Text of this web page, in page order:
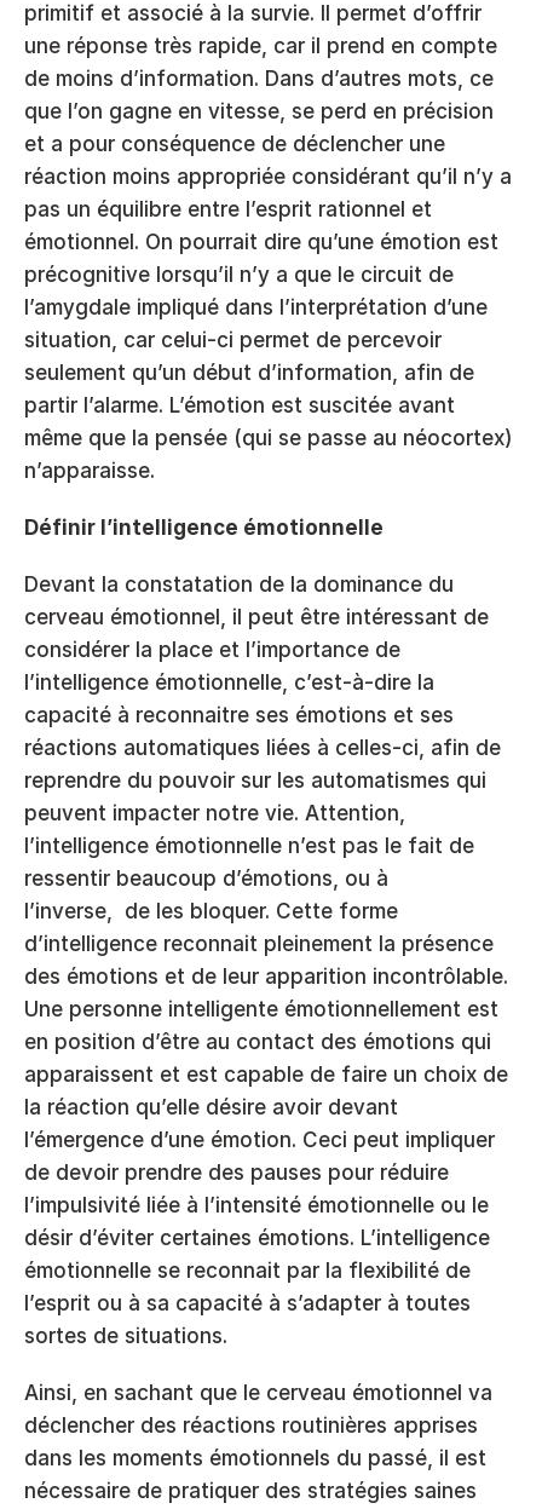
primitif et associé à la survie. Il permet d’offrir
une réponse très rapide, car il prend en compte
de moins d’information. Dans d’autres mots, ce
que l’on gagne en vitesse, se perd en précision
et a pour conséquence de déclencher une
réaction moins appropriée considérant qu’il n’y a
pas un équilibre entre l’esprit rationnel et
émotionnel. On pourrait dire qu’une émotion est
précognitive lorsqu’il n’y a que le circuit de
l’amygdale impliqué dans l’interprétation d’une
situation, car celui-ci permet de percevoir
seulement qu’un début d’information, afin de
partir l’alarme. L’émotion est suscitée avant
même que la pensée (qui se passe au néocortex)
n’apparaisse.
Définir l’intelligence émotionnelle
Devant la constatation de la dominance du
cerveau émotionnel, il peut être intéressant de
considérer la place et l’importance de
l’intelligence émotionnelle, c’est-à-dire la
capacité à reconnaitre ses émotions et ses
réactions automatiques liées à celles-ci, afin de
reprendre du pouvoir sur les automatismes qui
peuvent impacter notre vie. Attention,
l’intelligence émotionnelle n’est pas le fait de
ressentir beaucoup d’émotions, ou à
l’inverse,  de les bloquer. Cette forme
d’intelligence reconnait pleinement la présence
des émotions et de leur apparition incontrôlable.
Une personne intelligente émotionnellement est
en position d’être au contact des émotions qui
apparaissent et est capable de faire un choix de
la réaction qu’elle désire avoir devant
l’émergence d’une émotion. Ceci peut impliquer
de devoir prendre des pauses pour réduire
l’impulsivité liée à l’intensité émotionnelle ou le
désir d’éviter certaines émotions. L’intelligence
émotionnelle se reconnait par la flexibilité de
l’esprit ou à sa capacité à s’adapter à toutes
sortes de situations.
Ainsi, en sachant que le cerveau émotionnel va
déclencher des réactions routinières apprises
dans les moments émotionnels du passé, il est
nécessaire de pratiquer des stratégies saines